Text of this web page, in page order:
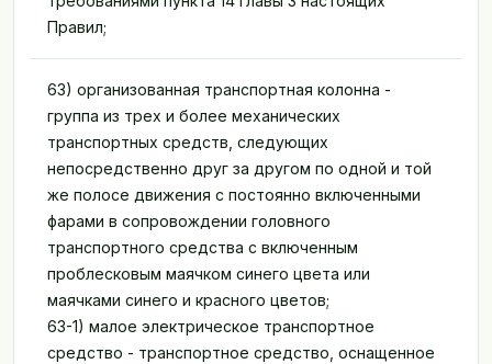
Правил;
63) организованная транспортная колонна -
группа из трех и более механических
транспортных средств, следующих
непосредственно друг за другом по одной и той
же полосе движения с постоянно включенными
фарами в сопровождении головного
транспортного средства с включенным
проблесковым маячком синего цвета или
маячками синего и красного цветов;
63-1) малое электрическое транспортное
средство - транспортное средство, оснащенное